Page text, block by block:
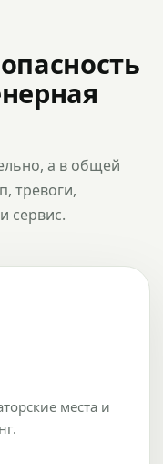
а в общей
тревоги,
сервис.
места и